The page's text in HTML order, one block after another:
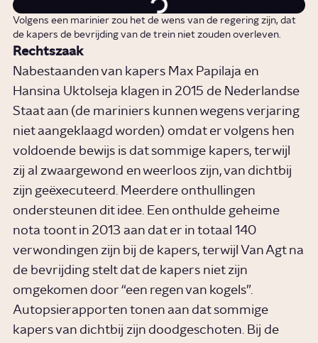
Volgens een marinier zou het de wens van de regering zijn, dat
de kapers de bevrijding van de trein niet zouden overleven.
Rechtszaak
Nabestaanden van kapers Max Papilaja en
Hansina Uktolseja klagen in 2015 de Nederlandse
Staat aan (de mariniers kunnen wegens verjaring
niet aangeklaagd worden) omdat er volgens hen
voldoende bewijs is dat sommige kapers, terwijl
zij al zwaargewond en weerloos zijn, van dichtbij
zijn geëxecuteerd. Meerdere onthullingen
ondersteunen dit idee. Een onthulde geheime
nota toont in 2013 aan dat er in totaal 140
verwondingen zijn bij de kapers, terwijl Van Agt na
de bevrijding stelt dat de kapers niet zijn
omgekomen door “een regen van kogels”.
Autopsierapporten tonen aan dat sommige
kapers van dichtbij zijn doodgeschoten. Bij de